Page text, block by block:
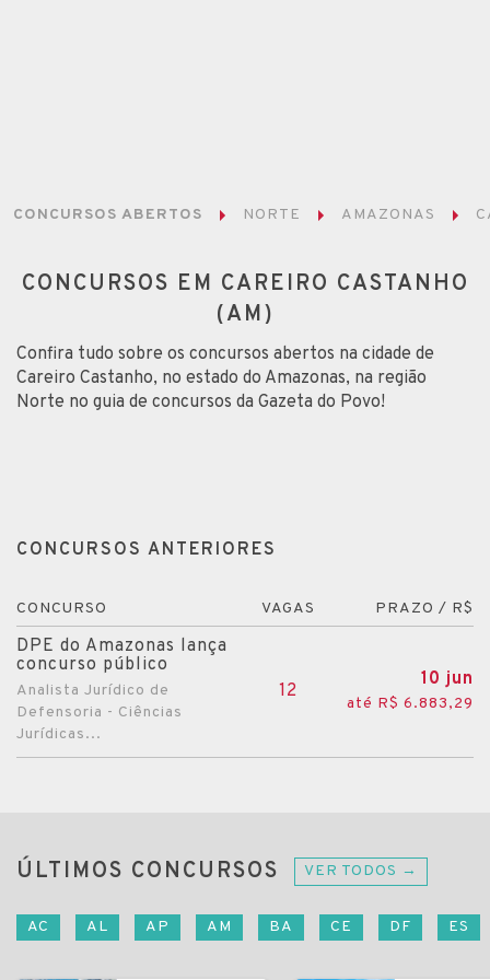
CONCURSOS ABERTOS NORTE AMAZONAS
CONCURSOS EM CAREIRO CASTANHO
(AM)
Confira tudo sobre os concursos abertos na cidade de
Careiro Castanho, no estado do Amazonas, na região
Norte no guia de concursos da Gazeta do Povo!
CONCURSOS ANTERIORES
CONCURSO VAGAS PRAZO / R$
DPE do Amazonas lança
concurso público
Analista Jurídico de
Defensoria - Ciências
Jurídicas...
12
10 jun
até R$ 6.883,29
ÚLTIMOS CONCURSOS VER TODOS →
AC AL AP AM BA CE DF ES